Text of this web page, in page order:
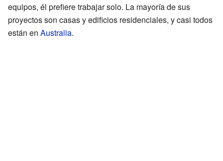
equipos, él prefiere trabajar solo. La mayoría de sus
proyectos son casas y edificios residenciales, y casi todos
están en Australia.